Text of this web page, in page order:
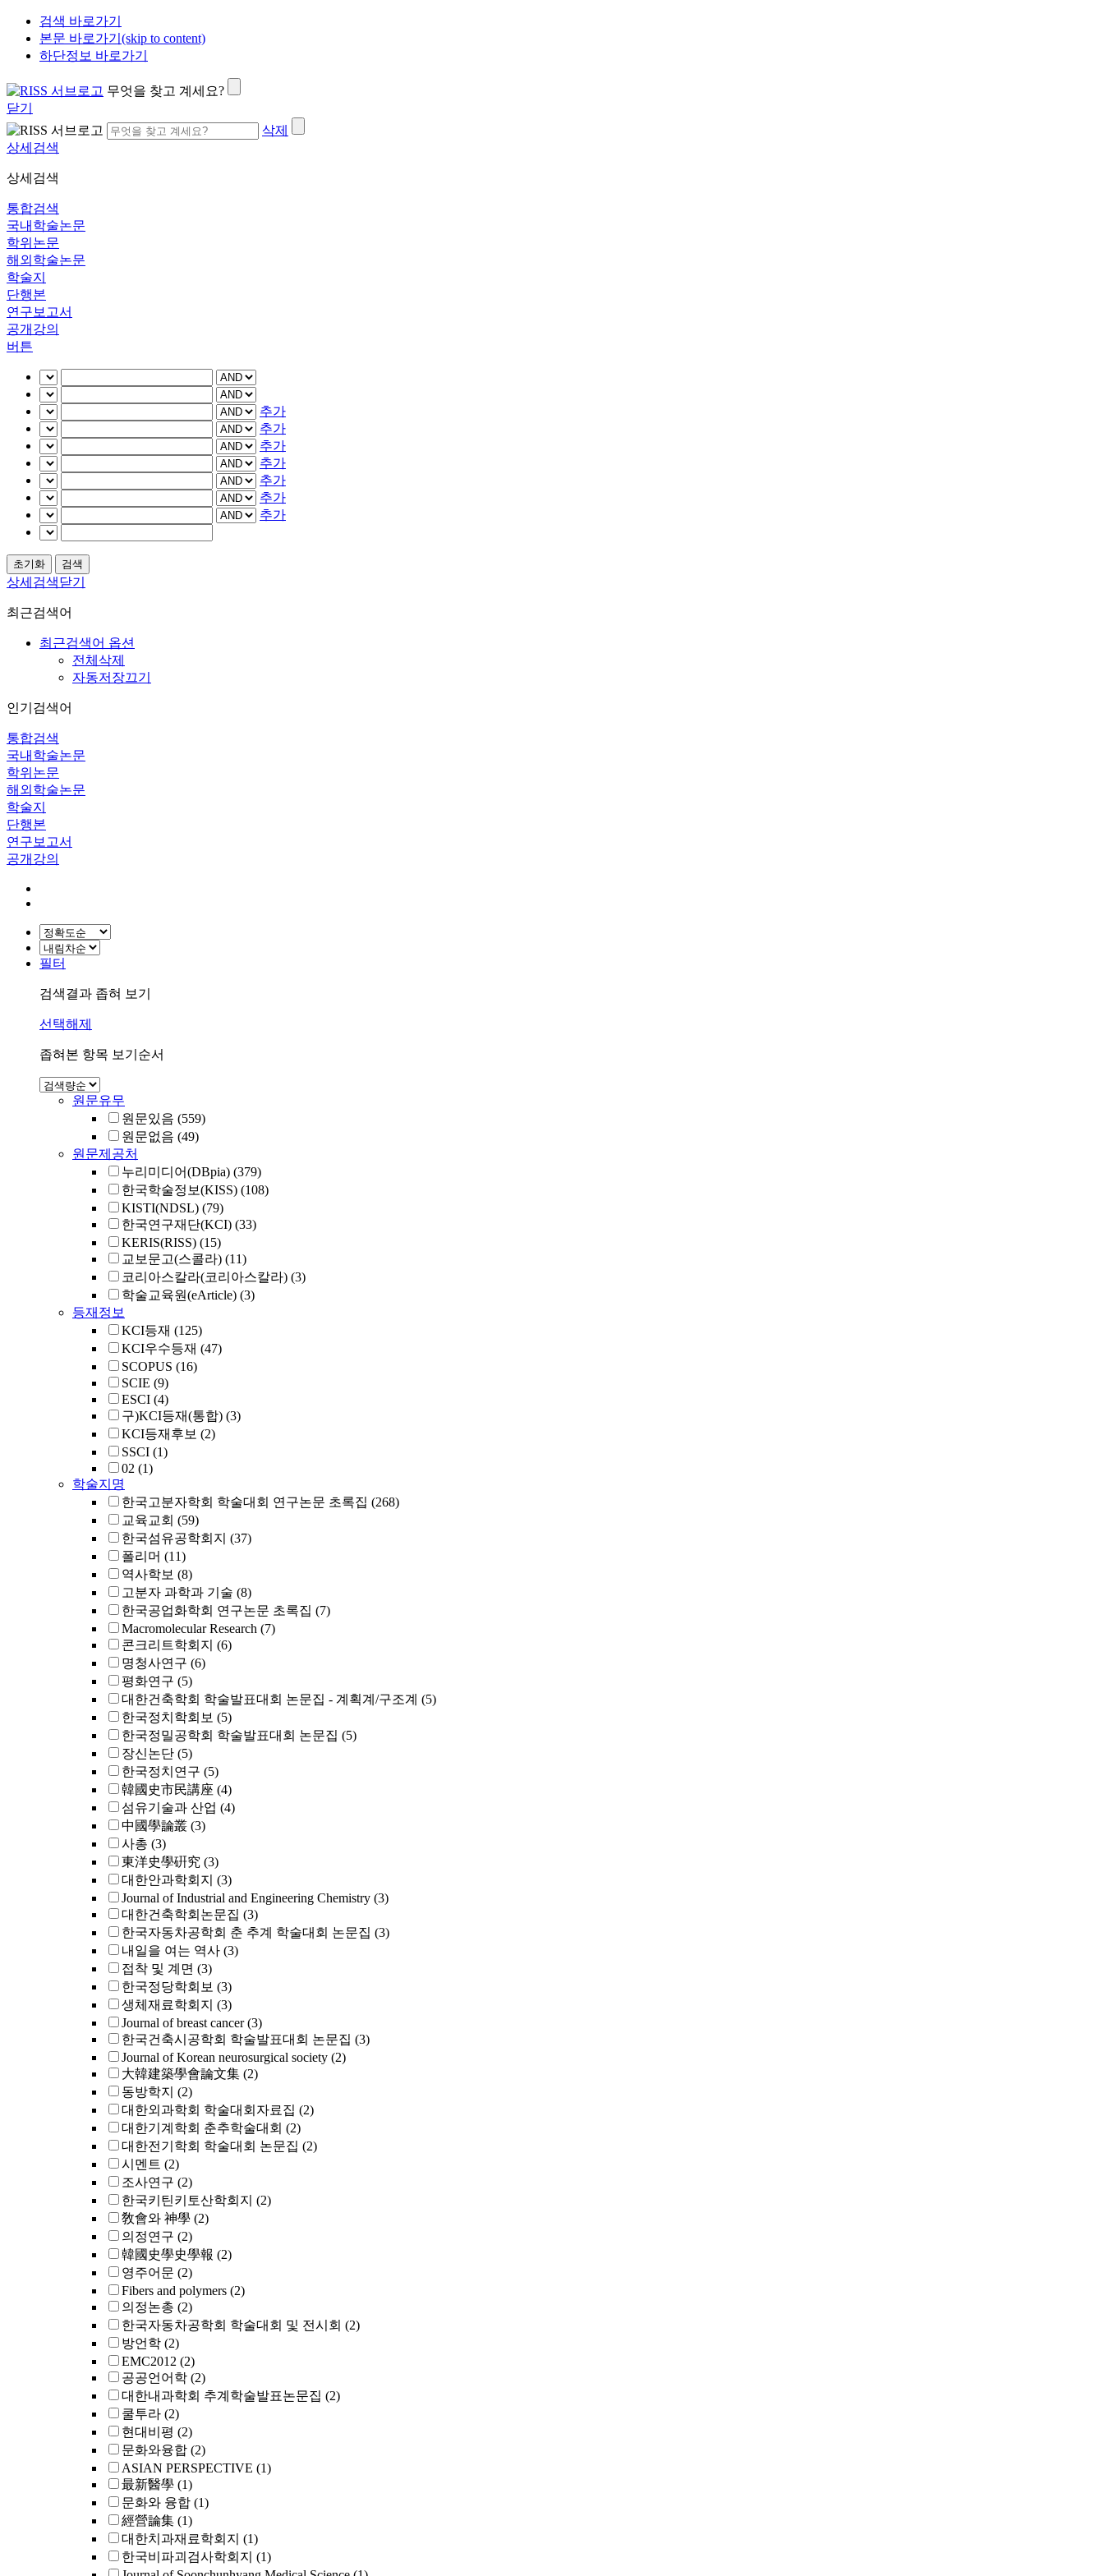
검색 바로가기
본문 바로가기(skip to content)
하단정보 바로가기
무엇을 찾고 계세요?
닫기
삭제
상세검색
상세검색
통합검색
국내학술논문
학위논문
해외학술논문
학술지
단행본
연구보고서
공개강의
버튼
추가
추가
추가
추가
추가
추가
추가
상세검색닫기
최근검색어
최근검색어 옵션
전체삭제
자동저장끄기
인기검색어
통합검색
국내학술논문
학위논문
해외학술논문
학술지
단행본
연구보고서
공개강의
필터
검색결과 좁혀 보기
선택해제
좁혀본 항목 보기순서
원문유무
원문있음 (559)
원문없음 (49)
원문제공처
누리미디어(DBpia) (379)
한국학술정보(KISS) (108)
KISTI(NDSL) (79)
한국연구재단(KCI) (33)
KERIS(RISS) (15)
교보문고(스콜라) (11)
코리아스칼라(코리아스칼라) (3)
학술교육원(eArticle) (3)
등재정보
KCI등재 (125)
KCI우수등재 (47)
SCOPUS (16)
SCIE (9)
ESCI (4)
구)KCI등재(통합) (3)
KCI등재후보 (2)
SSCI (1)
02 (1)
학술지명
한국고분자학회 학술대회 연구논문 초록집 (268)
교육교회 (59)
한국섬유공학회지 (37)
폴리머 (11)
역사학보 (8)
고분자 과학과 기술 (8)
한국공업화학회 연구논문 초록집 (7)
Macromolecular Research (7)
콘크리트학회지 (6)
명청사연구 (6)
평화연구 (5)
대한건축학회 학술발표대회 논문집 - 계획계/구조계 (5)
한국정치학회보 (5)
한국정밀공학회 학술발표대회 논문집 (5)
장신논단 (5)
한국정치연구 (5)
韓國史市民講座 (4)
섬유기술과 산업 (4)
中國學論叢 (3)
사총 (3)
東洋史學硏究 (3)
대한안과학회지 (3)
Journal of Industrial and Engineering Chemistry (3)
대한건축학회논문집 (3)
한국자동차공학회 춘 추계 학술대회 논문집 (3)
내일을 여는 역사 (3)
접착 및 계면 (3)
한국정당학회보 (3)
생체재료학회지 (3)
Journal of breast cancer (3)
한국건축시공학회 학술발표대회 논문집 (3)
Journal of Korean neurosurgical society (2)
大韓建築學會論文集 (2)
동방학지 (2)
대한외과학회 학술대회자료집 (2)
대한기계학회 춘추학술대회 (2)
대한전기학회 학술대회 논문집 (2)
시멘트 (2)
조사연구 (2)
한국키틴키토산학회지 (2)
敎會와 神學 (2)
의정연구 (2)
韓國史學史學報 (2)
영주어문 (2)
Fibers and polymers (2)
의정논총 (2)
한국자동차공학회 학술대회 및 전시회 (2)
방언학 (2)
EMC2012 (2)
공공언어학 (2)
대한내과학회 추계학술발표논문집 (2)
쿨투라 (2)
현대비평 (2)
문화와융합 (2)
ASIAN PERSPECTIVE (1)
最新醫學 (1)
문화와 융합 (1)
經營論集 (1)
대한치과재료학회지 (1)
한국비파괴검사학회지 (1)